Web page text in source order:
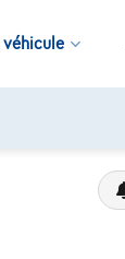
véhicule